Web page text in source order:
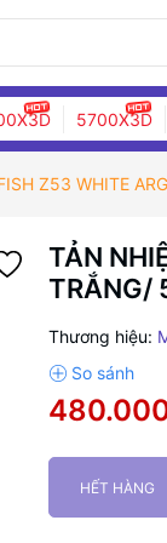
5700X3D
Z53 WHITE
TẢN
TRẮNG/
Thương hiệu:
HẾT HÀNG